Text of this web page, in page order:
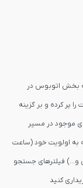
بابلسر تهران از قاصدک24 ابتدا به بخش اتوبوس در
پر کرده و بر گزینه
موجود در مسیر
به اولویت خود (ساعت
و...) فیلترهای جستجو
کنید